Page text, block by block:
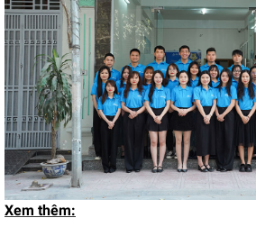
Xem thêm: